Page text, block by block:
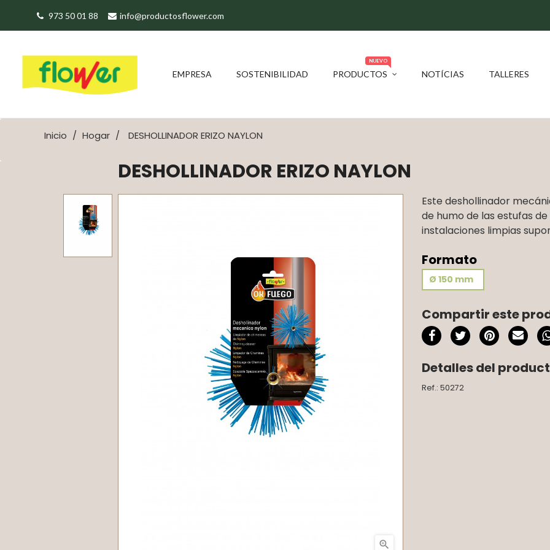
973 50 01 88 info@productosflower.com
EMPRESA SOSTENIBILIDAD PRODUCTOS
NUEVO
NOTÍCIAS TALLERES
Inicio Hogar DESHOLLINADOR ERIZO NAYLON
DESHOLLINADOR ERIZO NAYLON

Este deshollinador
de humo de las estufas
instalaciones limpias
Formato
Ø 150 mm
Compartir este
Detalles del
Ref.: 50272